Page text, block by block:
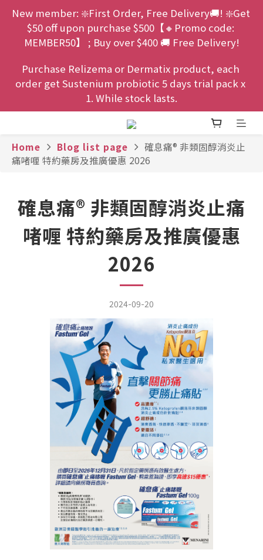
New member: ❇️First Order, Free Delivery🚚! ❇️Get
$50 off upon purchase $500【🔸Promo code:
MEMBER50】 ; Buy over $400 🚚 Free Delivery!
Purchase Relizema or Dermatix product, each
order get Sustenium probiotic 5 days trial pack x
1. While stock lasts.
Home Blog list page
確息痛® 非類固醇消炎止
痛啫喱 特約藥房及推廣優惠 2026
確息痛® 非類固醇消炎止痛
啫喱 特約藥房及推廣優惠
2026
2024-09-20